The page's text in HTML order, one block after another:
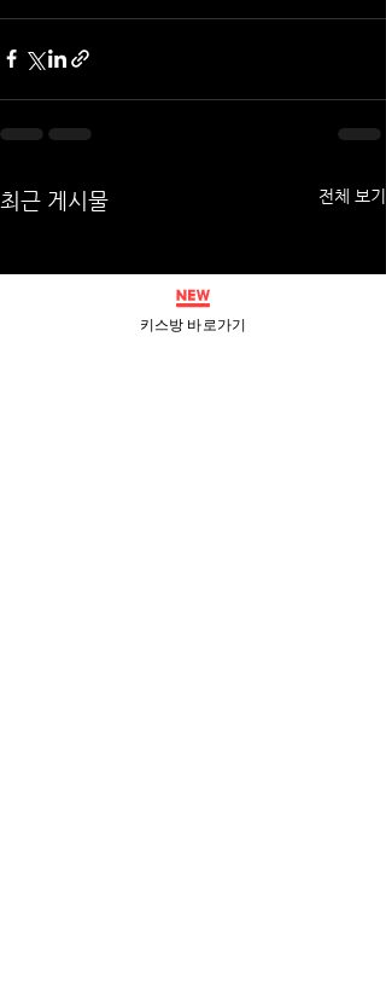
최근 게시물 전체 보기
키스방 바로가기